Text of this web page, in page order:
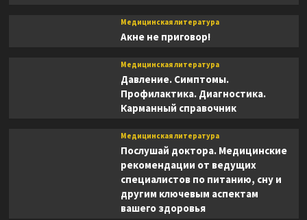
Медицинская литература
Акне не приговор!
Медицинская литература
Давление. Симптомы.
Профилактика. Диагностика.
Карманный справочник
Медицинская литература
Послушай доктора. Медицинские
рекомендации от ведущих
специалистов по питанию, сну и
другим ключевым аспектам
вашего здоровья